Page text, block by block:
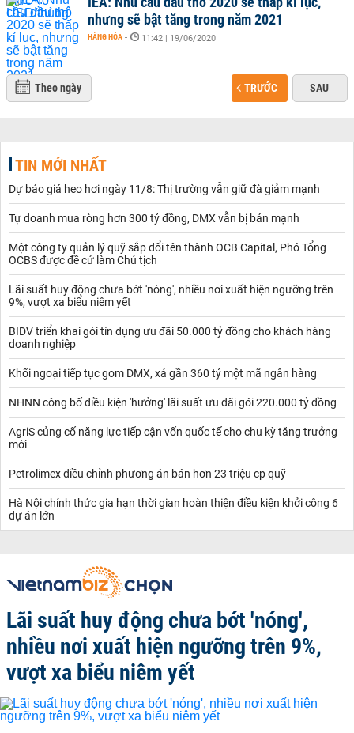
nhưng sẽ bật tăng trong năm 2021
HÀNG HÓA - 11:42 | 19/06/2020
Theo ngày TRƯỚC SAU
TIN MỚI NHẤT
Dự báo giá heo hơi ngày 11/8: Thị trường vẫn giữ đà giảm mạnh
Tự doanh mua ròng hơn 300 tỷ đồng, DMX vẫn bị bán mạnh
Một công ty quản lý quỹ sắp đổi tên thành OCB Capital, Phó Tổng
OCBS được đề cử làm Chủ tịch
Lãi suất huy động chưa bớt 'nóng', nhiều nơi xuất hiện ngưỡng trên
9%, vượt xa biểu niêm yết
BIDV triển khai gói tín dụng ưu đãi 50.000 tỷ đồng cho khách hàng
doanh nghiệp
Khối ngoại tiếp tục gom DMX, xả gần 360 tỷ một mã ngân hàng
NHNN công bố điều kiện 'hưởng' lãi suất ưu đãi gói 220.000 tỷ đồng
AgriS củng cố năng lực tiếp cận vốn quốc tế cho chu kỳ tăng trưởng
mới
Petrolimex điều chỉnh phương án bán hơn 23 triệu cp quỹ
Hà Nội chính thức gia hạn thời gian hoàn thiện điều kiện khởi công 6
dự án lớn
Lãi suất huy động chưa bớt 'nóng',
nhiều nơi xuất hiện ngưỡng trên 9%,
vượt xa biểu niêm yết